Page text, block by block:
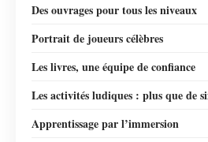
Des ouvrages pour tous les niveaux
Portrait de joueurs célèbres
Les livres, une équipe de confiance
Les activités ludiques : plus que de
Apprentissage par l’immersion